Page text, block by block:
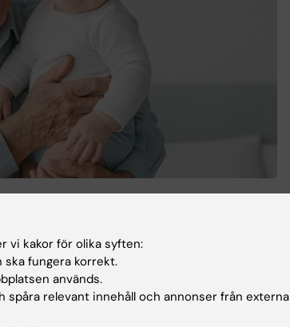
in vitro-system, in vivo-modeller
fastställa hur olika
fungerar och hur de optimalt
Ett fokus ligger på åldrande
på vaccination. Detta
vi kakor för olika syften:
fungera korrekt.
används.
spåra relevant innehåll och annonser från externa